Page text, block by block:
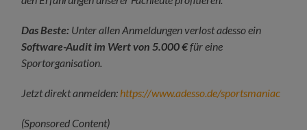
Das Beste: Unter allen Anmeldungen verlost adesso ein
Software-Audit im Wert von 5.000 €für eine
Sportorganisation.
Jetzt direkt anmelden: https://www.adesso.de/sportsmaniac
(Sponsored Content)